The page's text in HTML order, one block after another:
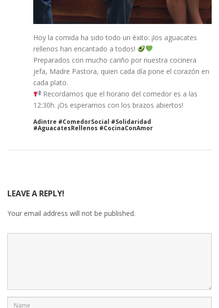
Hoy la comida ha sido todo un éxito: ¡los aguacates
rellenos han encantado a todos!
Preparados con mucho cariño por nuestra cocinera
jefa, Madre Pastora, quien cada día pone el corazón en
cada plato.
Recordamos que el horario del comedor es a las
12:30h. ¡Os esperamos con los brazos abiertos!
Adintre #ComedorSocial #Solidaridad
#AguacatesRellenos #CocinaConAmor
LEAVE A REPLY!
Your email address will not be published.